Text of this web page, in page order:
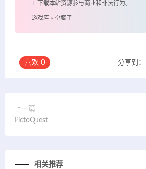
止下载本站资源参与商业和非法行为。
游戏库 » 空瓶子
喜欢 0 分享到：
上一篇
PictoQuest
相关推荐